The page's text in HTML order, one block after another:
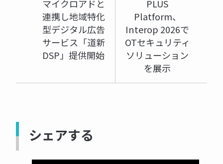
マイクロアドと
連携し地域特化
型デジタル広告
サービス「道新
DSP」提供開始
PLUS
Platform、
Interop 2026で
OTセキュリティ
ソリューション
を展示
シェアする